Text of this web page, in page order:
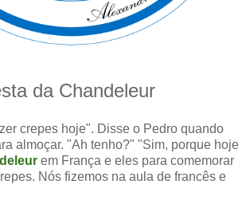
da Chandeleur
crepes hoje". Disse o Pedro quando
almoçar. "Ah tenho?" "Sim, porque hoje
em França e eles para comemorar
Nós fizemos na aula de francês e